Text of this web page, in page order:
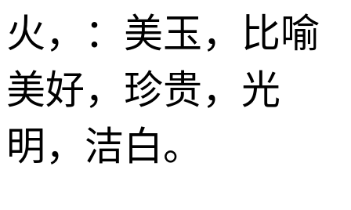
火 ，：美玉，比喻
美好，珍贵，光
明，洁白。